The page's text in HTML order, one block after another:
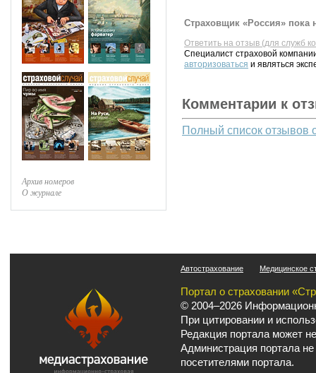
Архив номеров
О журнале
Страховщик «Россия» пока
Ответить на отзыв (для служб
Специалист страховой
авторизоваться и являться
Комментарии к
Полный список отзывов
Автострахование Медицинское
Портал о страховании
© 2004–2026
При цитировании и
Редакция портала может
Администрация портала
посетителями портала.